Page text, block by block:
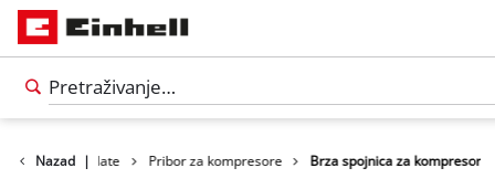
Nazad |
Pribor za alate Pribor za kompresore Brza spojnica za kompresor